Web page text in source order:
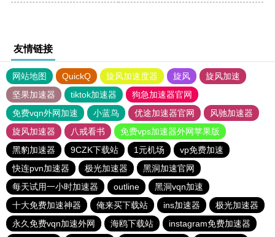
友情链接
网站地图 QuickQ 旋风加速度器 旋风
旋风加速
坚果加速器
tiktok加速器
狗急加速器官网
免费vqn外网加速
小蓝鸟 优途加速器官网
风驰加速器
旋风加速器
八戒看书
免费vps加速器外网苹果版
黑豹加速器
9CZK下载站 1元机场
vp免费加速
快连pvn加速器
极光加速器
黑洞加速官网
每天试用一小时加速器
outline
黑洞vqn加速
十大免费加速神器
俺来买下载站 ins加速器
极光加速器
永久免费vqn加速外网
海鸥下载站 instagram免费加速器